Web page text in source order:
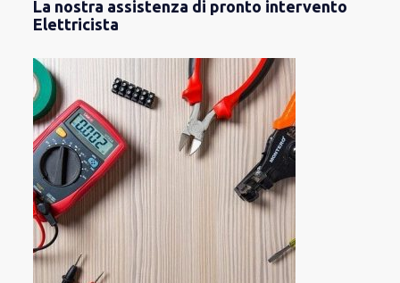
La nostra assistenza di pronto intervento
Elettricista